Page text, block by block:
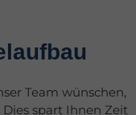
Team wünschen,
spart Ihnen Zeit